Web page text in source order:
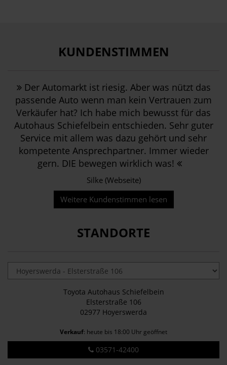
KUNDENSTIMMEN
Der Automarkt ist riesig. Aber was nützt das
passende Auto wenn man kein Vertrauen zum
Verkäufer hat? Ich habe mich bewusst für das
Autohaus Schiefelbein entschieden. Sehr guter
Service mit allem was dazu gehört und sehr
kompetente Ansprechpartner. Immer wieder
gern. DIE bewegen wirklich was!
Silke (Webseite)
Weitere Kundenstimmen lesen
STANDORTE
Toyota Autohaus Schiefelbein
Elsterstraße 106
02977 Hoyerswerda
Verkauf: heute bis 18:00 Uhr geöffnet
03571-42400